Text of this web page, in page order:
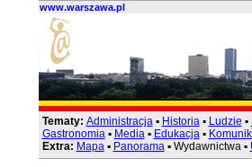
www.warszawa.pl
Tematy: Administracja▪ Historia▪ Ludzie ▪
Gastronomia▪ Media▪ Edukacja▪
Extra: Mapa▪ Panorama▪ Wydawnictwa ▪